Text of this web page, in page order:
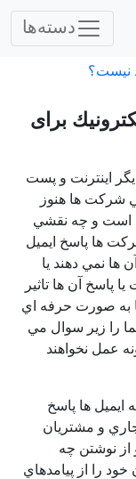
دسته‌ها
نیست؟
برای
اينترنت و پست
شركت ها هنوز
است و چه نقشي
ها پاسخ ايميل
ها نمي دهند يا
پاسخ آن ها تاثير
به صورت حرفه اي
را زير سوال مي
عمل نخواهند
ايميل ها پاسخ
و مشتريان
از نوشتن چه
را از پيامدهاي